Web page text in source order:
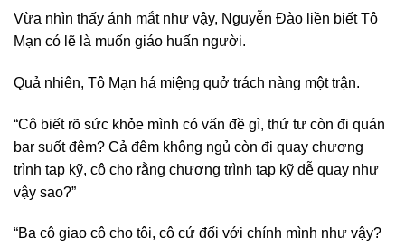
Vừa nhìn thấy ánh mắt như vậy, Nguyễn Đào liền biết Tô
Mạn có lẽ là muốn giáo huấn người.
Quả nhiên, Tô Mạn há miệng quở trách nàng một trận.
“Cô biết rõ sức khỏe mình có vấn đề gì, thứ tư còn đi quán
bar suốt đêm? Cả đêm không ngủ còn đi quay chương
trình tạp kỹ, cô cho rằng chương trình tạp kỹ dễ quay như
vậy sao?”
“Ba cô giao cô cho tôi, cô cứ đối với chính mình như vậy?